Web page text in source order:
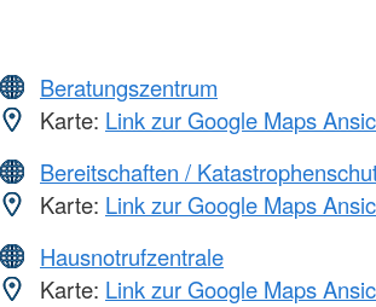
Beratungszentrum
Karte: Link zur Google Maps
Bereitschaften /
Karte: Link zur Google Maps
Hausnotrufzentrale
Karte: Link zur Google Maps